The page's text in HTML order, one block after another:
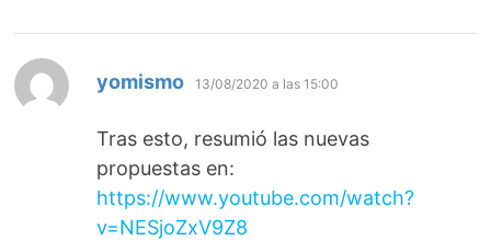
yomismo dice:
13/08/2020 a las 15:00
Tras esto, resumió las nuevas
propuestas en:
https://www.youtube.com/watch?
v=NESjoZxV9Z8